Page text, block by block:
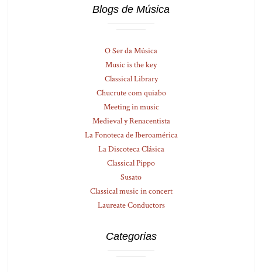
Blogs de Música
O Ser da Música
Music is the key
Classical Library
Chucrute com quiabo
Meeting in music
Medieval y Renacentista
La Fonoteca de Iberoamérica
La Discoteca Clásica
Classical Pippo
Susato
Classical music in concert
Laureate Conductors
Categorias